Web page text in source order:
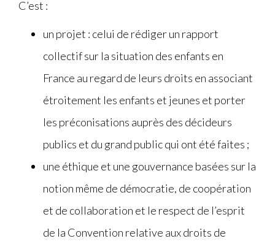
C’est :
un projet : celui de rédiger un rapport
collectif sur la situation des enfants en
France au regard de leurs droits en associant
étroitement les enfants et jeunes et porter
les préconisations auprès des décideurs
publics et du grand public qui ont été faites ;
une éthique et une gouvernance basées sur la
notion même de démocratie, de coopération
et de collaboration et le respect de l’esprit
de la Convention relative aux droits de